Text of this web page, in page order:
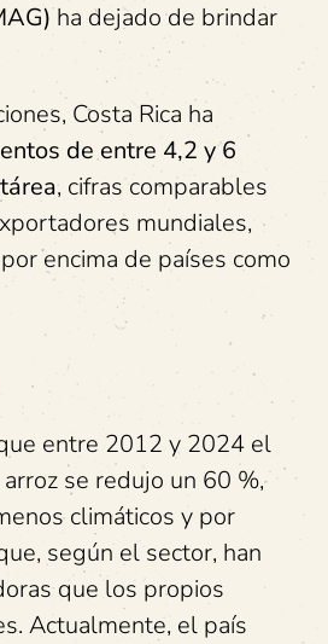
ha dejado de brindar
Costa Rica ha
de entre 4,2 y 6
, cifras comparables
mundiales,
encima de países como
entre 2012 y 2024 el
se redujo un 60 %,
climáticos y por
según el sector, han
que los propios
Actualmente, el país